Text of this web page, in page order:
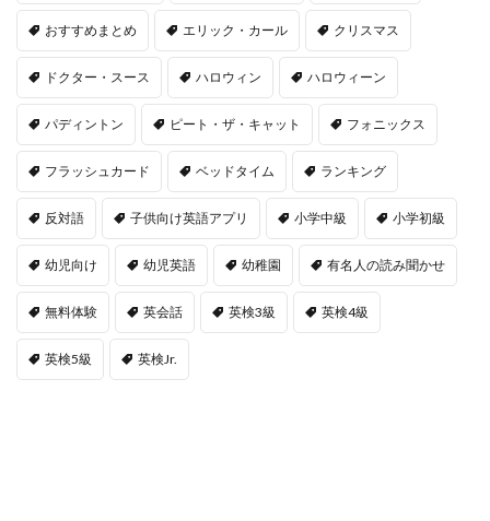
おすすめまとめ エリック・カール クリスマス
ドクター・スース ハロウィン ハロウィーン
パディントン ピート・ザ・キャット フォニックス
フラッシュカード ベッドタイム ランキング
反対語 子供向け英語アプリ 小学中級 小学初級
幼児向け 幼児英語 幼稚園 有名人の読み聞かせ
無料体験 英会話 英検3級 英検4級
英検5級 英検Jr.